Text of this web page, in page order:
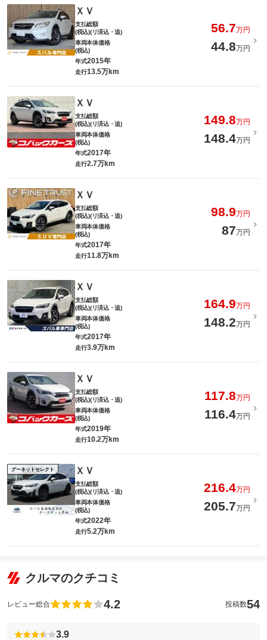
ＸＶ
支払総額
(税込)(リ済込・追)
56.7万円
車両本体価格
(税込)
44.8万円
年式2015年
走行13.5万km
ＸＶ
支払総額
(税込)(リ済込・追)
149.8万円
車両本体価格
(税込)
148.4万円
年式2017年
走行2.7万km
ＸＶ
支払総額
(税込)(リ済込・追)
98.9万円
車両本体価格
(税込)
87万円
年式2017年
走行11.8万km
ＸＶ
支払総額
(税込)(リ済込・追)
164.9万円
車両本体価格
(税込)
148.2万円
年式2017年
走行3.9万km
ＸＶ
支払総額
(税込)(リ済込・追)
117.8万円
車両本体価格
(税込)
116.4万円
年式2019年
走行10.2万km
グーネットセレクト ＸＶ
支払総額
(税込)(リ済込・追)
216.4万円
車両本体価格
(税込)
205.7万円
年式2022年
走行5.2万km
クルマのクチコミ
レビュー総合 4.2 投稿数54
3.9